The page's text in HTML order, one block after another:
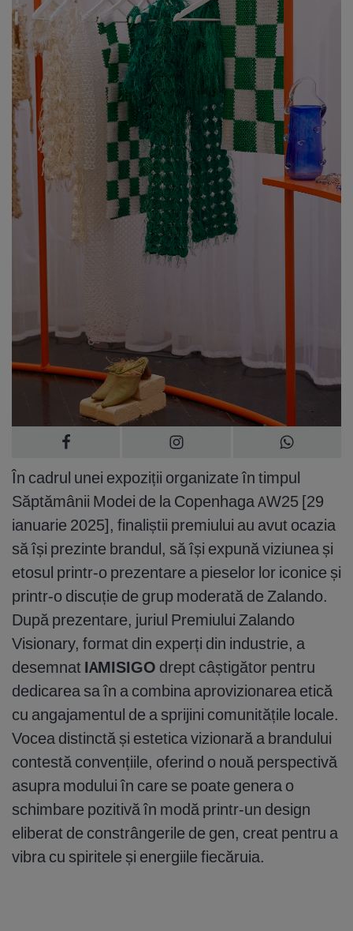
În cadrul unei expoziții organizate în timpul
Săptămânii Modei de la Copenhaga AW25 [29
ianuarie 2025], finaliștii premiului au avut ocazia
să își prezinte brandul, să își expună viziunea și
etosul printr-o prezentare a pieselor lor iconice și
printr-o discuție de grup moderată de Zalando.
După prezentare, juriul Premiului Zalando
Visionary, format din experți din industrie, a
desemnat IAMISIGO drept câștigător pentru
dedicarea sa în a combina aprovizionarea etică
cu angajamentul de a sprijini comunitățile locale.
Vocea distinctă și estetica vizionară a brandului
contestă convențiile, oferind o nouă perspectivă
asupra modului în care se poate genera o
schimbare pozitivă în modă printr-un design
eliberat de constrângerile de gen, creat pentru a
vibra cu spiritele și energiile fiecăruia.